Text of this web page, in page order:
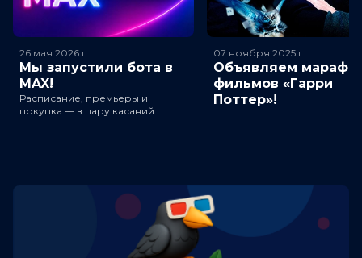
26 мая 2026 г.
Мы запустили бота в
MAX!
Расписание, премьеры и
покупка — в пару касаний.
07 ноября 2025 г.
Объявляем
фильмов «Гарри
Поттер»!